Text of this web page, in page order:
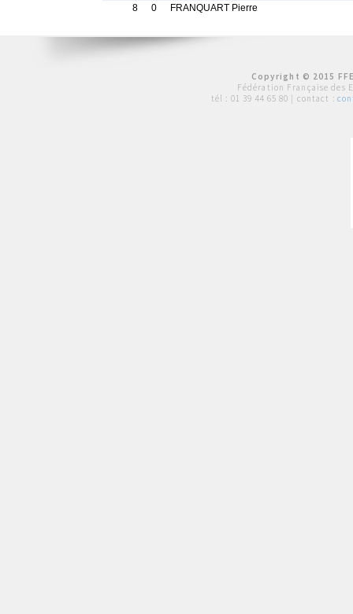
8
0 FRANQUART Pierre
Copyright © 2015
Fédération Française des
tél : 01 39 44 65 80 | contact :